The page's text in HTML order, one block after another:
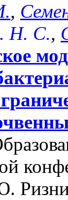
,
Н. C.,